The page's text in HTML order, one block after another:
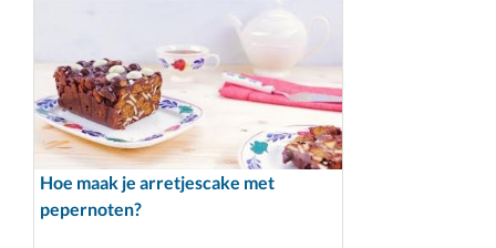
Hoe maak je arretjescake met
pepernoten?